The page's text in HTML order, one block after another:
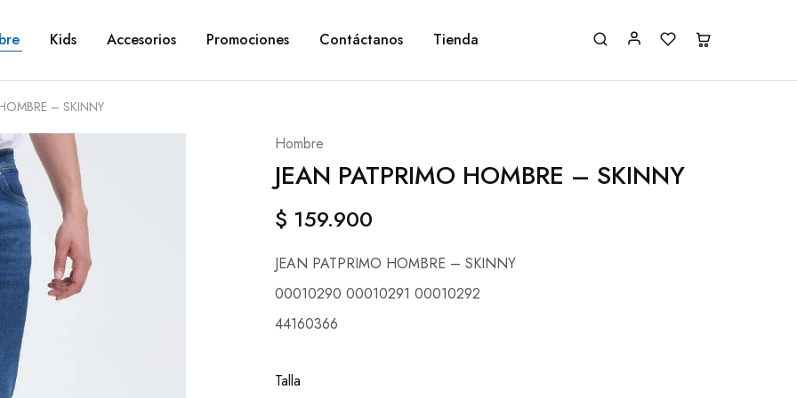
Kids Accesorios Promociones Contáctanos Tienda
– SKINNY
Hombre
JEAN PATPRIMO HOMBRE – SKINNY
$ 159.900
JEAN PATPRIMO HOMBRE – SKINNY
00010290 00010291 00010292
44160366
Talla